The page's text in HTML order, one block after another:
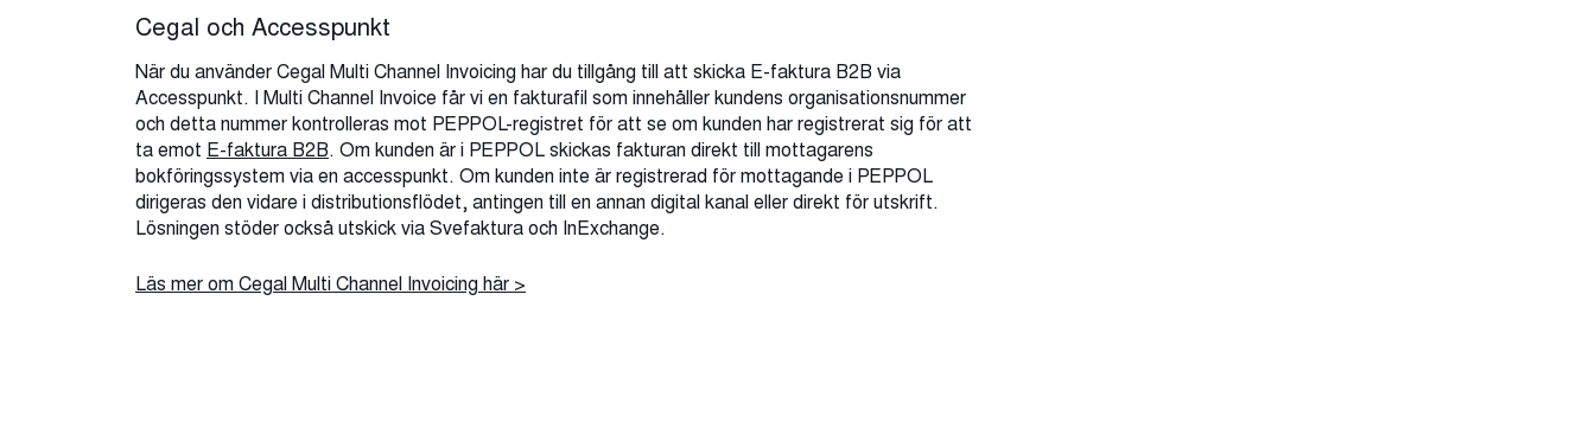
Cegal och Accesspunkt
När du använder Cegal Multi Channel Invoicing har du tillgång till att skicka E-faktura B2B via
Accesspunkt. I Multi Channel Invoice får vi en fakturafil som innehåller kundens organisationsnummer
och detta nummer kontrolleras mot PEPPOL-registret för att se om kunden har registrerat sig för att
ta emot E-faktura B2B. Om kunden är i PEPPOL skickas fakturan direkt till mottagarens
bokföringssystem via en accesspunkt. Om kunden inte är registrerad för mottagande i PEPPOL
dirigeras den vidare i distributionsflödet, antingen till en annan digital kanal eller direkt för utskrift.
Lösningen stöder också utskick via Svefaktura och InExchange.
Läs mer om Cegal Multi Channel Invoicing här >